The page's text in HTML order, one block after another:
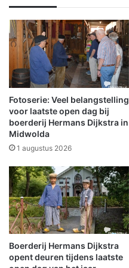
a
g
v
a
n
h
e
t
j
a
a
r
b
r
o
w
e
s
p
o
p
u
a
r
m
a
k
e
n
Fotoserie: Veel belangstelling
voor laatste open dag bij
boerderij Hermans Dijkstra in
Midwolda
1 augustus 2026
Boerderij Hermans Dijkstra
opent deuren tijdens laatste